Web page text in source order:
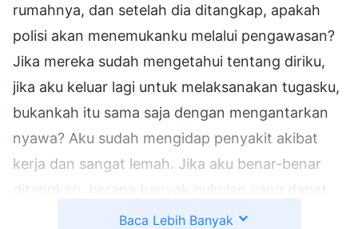
rumahnya, dan setelah dia ditangkap, apakah
polisi akan menemukanku melalui pengawasan?
Jika mereka sudah mengetahui tentang diriku,
jika aku keluar lagi untuk melaksanakan tugasku,
bukankah itu sama saja dengan mengantarkan
nyawa? Aku sudah mengidap penyakit akibat
kerja dan sangat lemah. Jika aku benar-benar
ditangkap, berapa banyak pukulan yang dapat
kutahan? Jika polisi mencoba menyiksaku untuk
Baca Lebih Banyak